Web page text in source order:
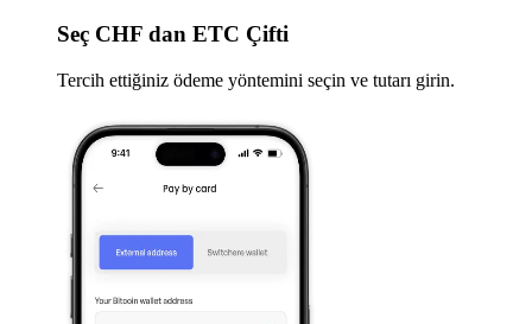
Seç CHF dan ETC Çifti
Tercih ettiğiniz ödeme yöntemini seçin ve tutarı girin.